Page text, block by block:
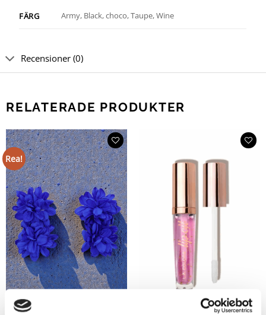
FÄRG Army, Black, choco, Taupe, Wine
Recensioner (0)
RELATERADE PRODUKTER
Rea!